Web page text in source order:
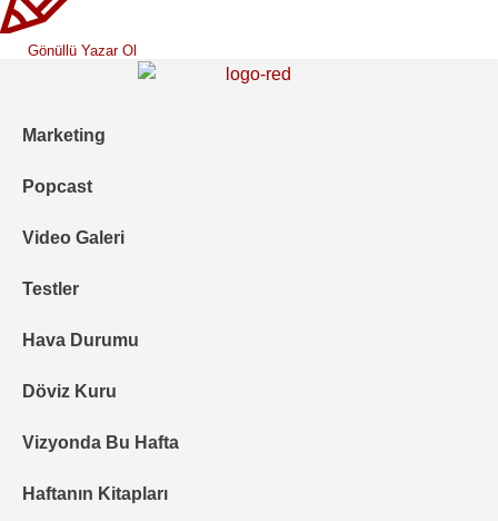
Gönüllü Yazar Ol
Marketing
Popcast
Video Galeri
Testler
Hava Durumu
Döviz Kuru
Vizyonda Bu Hafta
Haftanın Kitapları